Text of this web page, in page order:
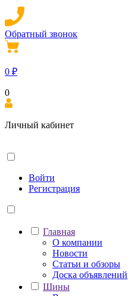
Обратный звонок
0 ₽
0
Личный кабинет
Войти
Регистрация
Главная
О компании
Новости
Статьи и обзоры
Доска объявлений
Шины